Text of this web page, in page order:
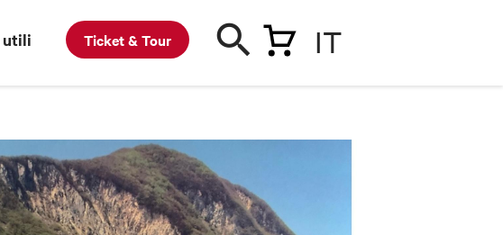
utili Ticket & Tour IT